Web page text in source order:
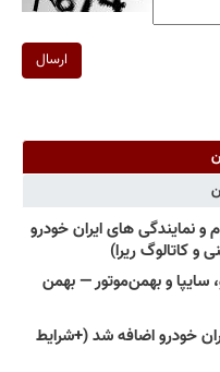
ارسال
و نمایندگی های ایران خودرو
کاتالوگ ریرا)
و بهمن‌موتور — بهمن
خودرو اضافه شد (+شرایط